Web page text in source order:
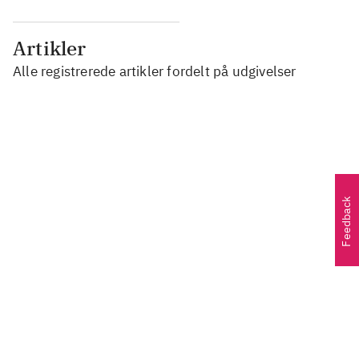
Artikler
Alle registrerede artikler fordelt på udgivelser
Feedback